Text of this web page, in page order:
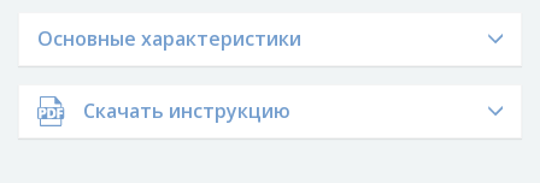
Основные характеристики
Скачать инструкцию